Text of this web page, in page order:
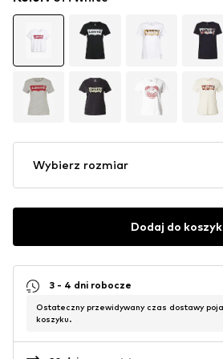
Wybierz rozmiar
Dodaj do
3 - 4 dni robocze
Ostateczny przewidywany czas dostawy
koszyku.